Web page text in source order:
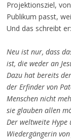
Projektionsziel,
Publikum passt,
Und das schreibt er:
Neu ist nur, dass
ist, die weder an
Dazu hat bereits
der Erfinder von
Menschen nicht
sie glauben allen
Der weltweite Hype
Wiedergängerin